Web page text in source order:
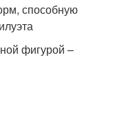
способную
фигурой –